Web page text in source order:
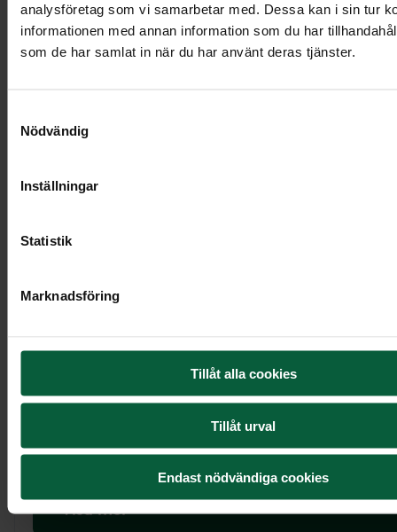
analysföretag som vi samarbetar med. Dessa kan i sin tur
informationen med annan information som du har
som de har samlat in när du har använt deras tjänster.
Nödvändig
Inställningar
Statistik
Marknadsföring
Tillåt alla cookies
Tillåt urval
Endast nödvändiga cookies
Visa mer
Krans - Sobert månljus, större
Visa mer